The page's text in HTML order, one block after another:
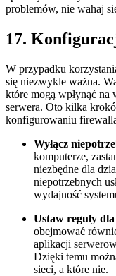
problemów, ⁣nie wahaj⁢
17.
W przypadku
się niezwykle ważna.
które mogą ‌wpłynąć na⁣
serwera. Oto kilka
konfigurowaniu
Wyłącz
komputerze,
niezbędne dla
niepotrzebnych
wydajność
Ustaw ‌reguły
obejmować
aplikacji
Dzięki temu
sieci, a które ​nie.